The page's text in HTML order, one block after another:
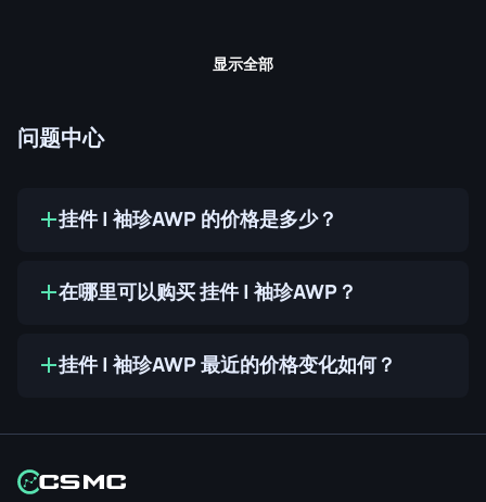
显示全部
问题中心
挂件 | 袖珍AWP 的价格是多少？
在哪里可以购买 挂件 | 袖珍AWP？
挂件 | 袖珍AWP 最近的价格变化如何？